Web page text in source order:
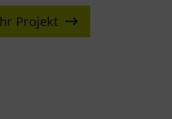
Projekt